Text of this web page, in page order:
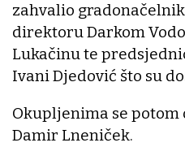
zahvalio
direktoru Darkom
Lukačinu te
Ivani Djedović što su
Okupljenima se
Damir Lneniček.